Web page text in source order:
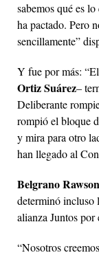
sabemos qué es
ha pactado. Pero
sencillamente”
Y fue por más:
Ortiz Suárez–
Deliberante
rompió el bloque
y mira para otro
han llegado al
Belgrano Rawson
determinó incluso
alianza Juntos por
“Nosotros